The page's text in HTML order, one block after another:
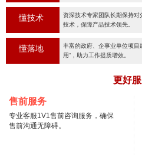
懂技术
资深技术专家团队长期保持
技术，保障产品技术领先。
懂落地
丰富的政府、企事业单位项目
用“，助力工作提质增效。
更好
售前服务
专业客服1V1售前咨询服务，确保
售前沟通无障碍。